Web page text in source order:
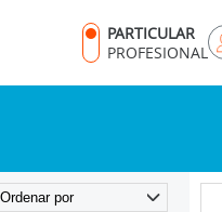
PARTICULAR
PROFESIONAL